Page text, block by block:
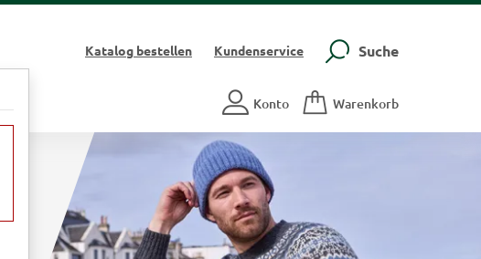
Katalogbestellen Kundenservice Suche
Konto Warenkorb